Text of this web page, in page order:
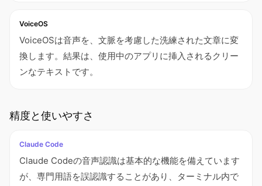
VoiceOS
VoiceOSは音声を、文脈を考慮した洗練された文章に変
換します。結果は、使用中のアプリに挿入されるクリー
ンなテキストです。
精度と使いやすさ
Claude Code
Claude Codeの音声認識は基本的な機能を備えています
が、専門用語を誤認識することがあり、ターミナル内で